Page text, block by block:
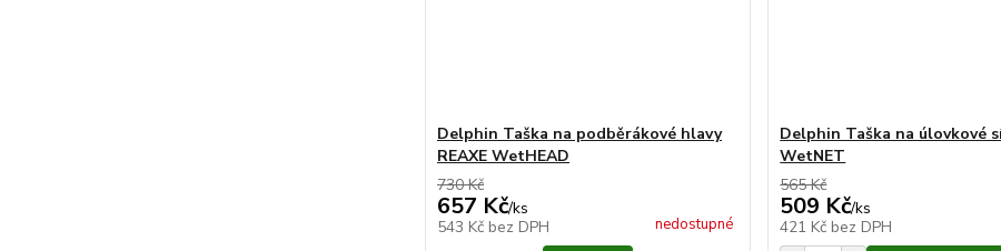
Delphin Taška na podběrákové hlavy
REAXE WetHEAD
730 Kč
657 Kč/ks
543 Kč bez DPH nedostupné
Delphin Taška na úlovkové
WetNET
565 Kč
509 Kč/ks
421 Kč bez DPH